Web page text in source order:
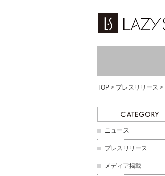
TOP > プレスリリース >
ニュース
プレスリリース
メディア掲載